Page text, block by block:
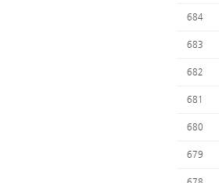
684
683
682
681
680
679